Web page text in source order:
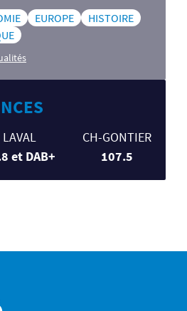
EUROPE
HISTOIRE
LAVAL
et DAB+
CH-GONTIER
107.5